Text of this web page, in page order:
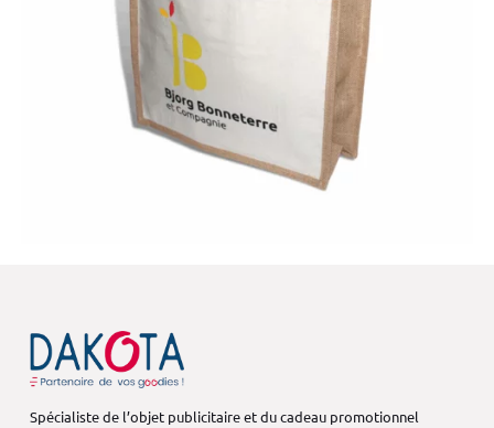
Spécialiste de l’objet publicitaire et du cadeau promotionnel